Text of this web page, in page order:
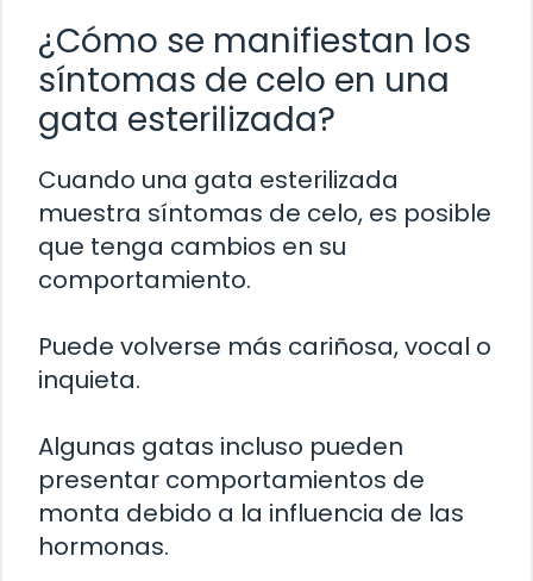
¿Cómo se manifiestan los
síntomas de celo en una
gata esterilizada?
Cuando una gata esterilizada
muestra síntomas de celo, es posible
que tenga cambios en su
comportamiento.
Puede volverse más cariñosa, vocal o
inquieta.
Algunas gatas incluso pueden
presentar comportamientos de
monta debido a la influencia de las
hormonas.